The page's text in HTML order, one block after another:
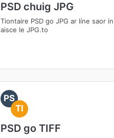
PSD chuig JPG
Tiontaire PSD go JPG ar líne saor in
aisce le JPG.to
PS
TI
PSD go TIFF